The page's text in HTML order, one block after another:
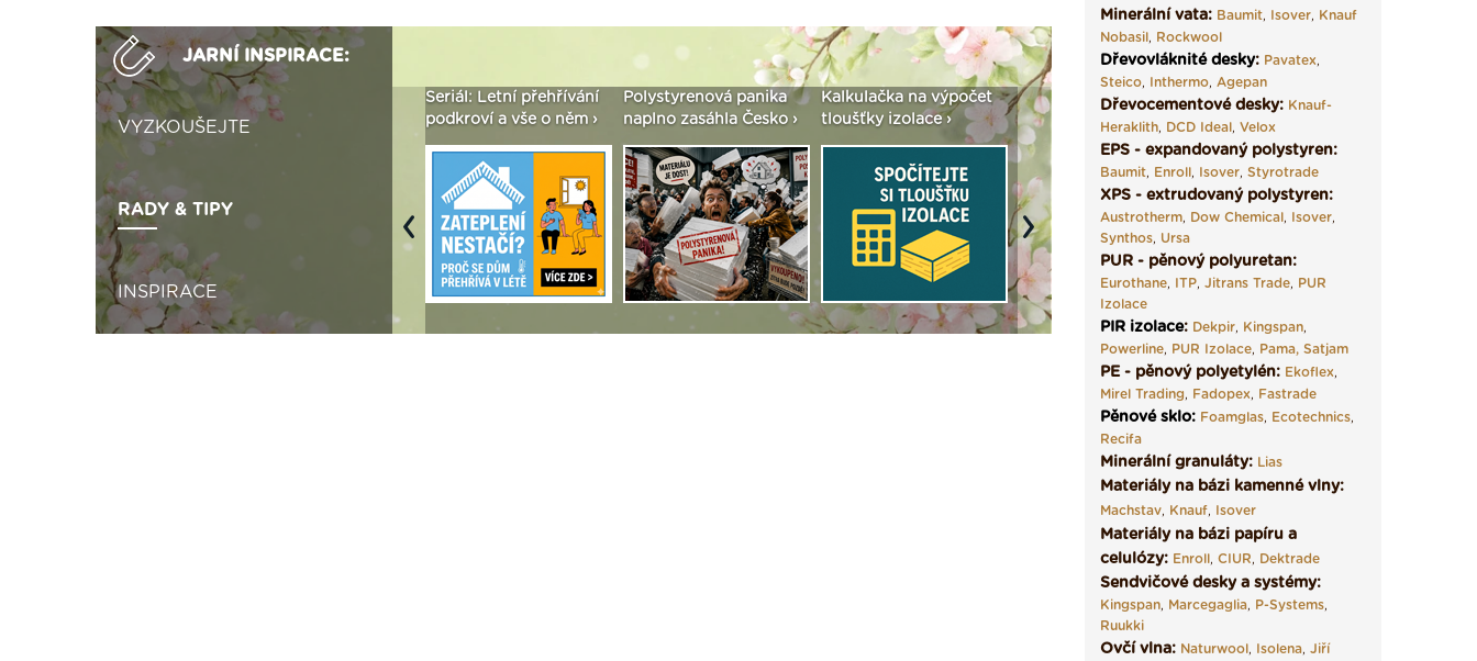
JARNÍ INSPIRACE:
VYZKOUŠEJTE
RADY & TIPY
INSPIRACE
Vytvořte si vizualizaci
Není polystyren? My ho
seženeme! ›
Seriál: Letní přehřívání
podkroví a vše o něm ›
Polystyrenová panika
naplno zasáhla Česko ›
Kalkulačka na výpočet
tloušťky izolace ›
Seriál: Fasády ETICS a
vše podstatné v kostce ›
Vyberte si izolaci a pak
ji tady klidně poptejte ›
Previous Next
Minerální vata: Baumit, Isover, Knauf
Nobasil, Rockwool
Dřevovláknité desky: Pavatex,
Steico, Inthermo, Agepan
Dřevocementové desky: Knauf-
Heraklith, DCD Ideal, Velox
EPS - expandovaný polystyren:
Baumit, Enroll, Isover, Styrotrade
XPS - extrudovaný polystyren:
Austrotherm, Dow Chemical, Isover,
Synthos, Ursa
PUR - pěnový polyuretan:
Eurothane, ITP, Jitrans Trade, PUR
Izolace
PIR izolace: Dekpir, Kingspan,
Powerline, PUR Izolace, Pama, Satjam
PE - pěnový polyetylén: Ekoflex,
Mirel Trading, Fadopex, Fastrade
Pěnové sklo: Foamglas, Ecotechnics,
Recifa
Minerální granuláty: Lias
Materiály na bázi kamenné vlny:
Machstav, Knauf, Isover
Materiály na bázi papíru a
celulózy: Enroll, CIUR, Dektrade
Sendvičové desky a systémy:
Kingspan, Marcegaglia, P-Systems,
Ruukki
Ovčí vlna: Naturwool, Isolena, Jiří